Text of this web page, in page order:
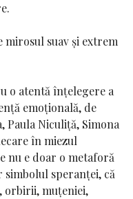
mirosul suav și extrem
o atentă înțelegere a
emoțională, de
, Paula Niculiță, Simona
în miezul
nu e doar o metaforă
simbolul speranței, că
orbirii, muțeniei,